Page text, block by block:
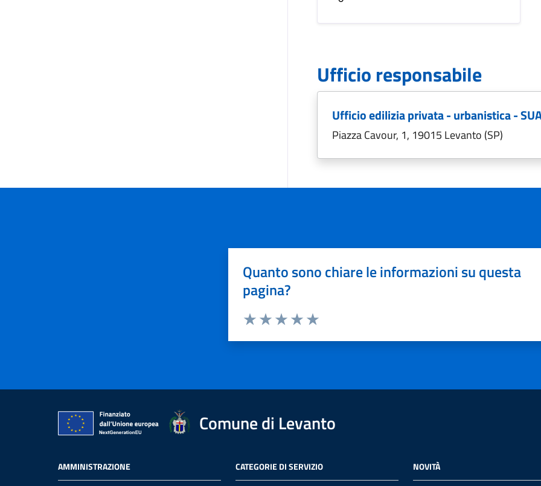
Ufficio responsabile
Ufficio edilizia privata - urbanistica -
Piazza Cavour, 1, 19015 Levanto (SP)
Quanto sono chiare le informazioni su questa
pagina?
Comune di Levanto
AMMINISTRAZIONE CATEGORIE DI SERVIZIO NOVITÀ